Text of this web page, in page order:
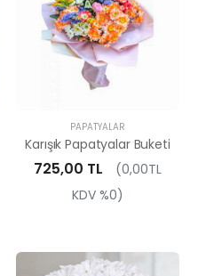
PAPATYALAR
Karışık Papatyalar Buketi
725,00 TL
(0,00TL
KDV %0)